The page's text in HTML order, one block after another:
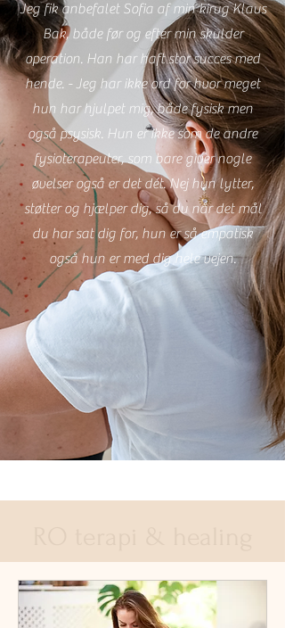
Jeg fik anbefalet Sofia af min kirug Klaus
Bak, både før og efter min skulder
operation. Han har haft stor succes med
hende. - Jeg har ikke ord for hvor meget
hun har hjulpet mig, både fysisk men
også psysisk. Hun er ikke som de andre
fysioterapeuter, som bare giver nogle
øvelser også er det dét. Nej hun lytter,
støtter og hjælper dig, så du når det mål
du har sat dig for, hun er så empatisk
også hun er med dig hele vejen.